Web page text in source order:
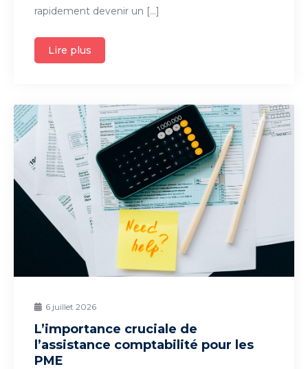
rapidement devenir un […]
Lire plus
6 juillet 2026
L’importance cruciale de
l’assistance comptabilité pour les
PME